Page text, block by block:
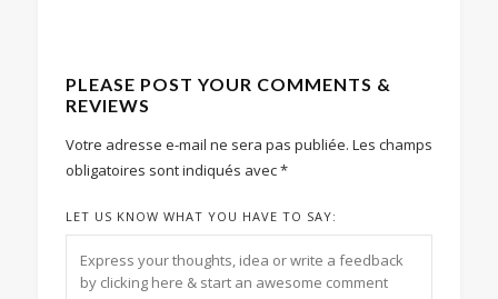
PLEASE POST YOUR COMMENTS &
REVIEWS
Votre adresse e-mail ne sera pas publiée. Les champs
obligatoires sont indiqués avec*
LET US KNOW WHAT YOU HAVE TO SAY: